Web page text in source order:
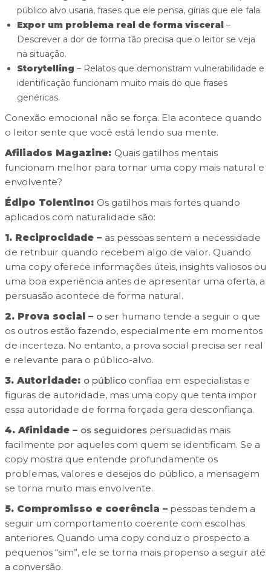
público alvo usaria, frases que ele pensa, gírias que ele fala.
Expor um problema real de forma visceral–
Descrever a dor de forma tão precisa que o leitor se veja
na situação.
Storytelling – Relatos que demonstram vulnerabilidade e
identificação funcionam muito mais do que frases
genéricas.
Conexão emocional não se força. Ela acontece quando
o leitor sente que você está lendo sua mente.
Afiliados Magazine: Quais gatilhos mentais
funcionam melhor para tornar uma copy mais natural e
envolvente?
Édipo Tolentino: Os gatilhos mais fortes quando
aplicados com naturalidade são:
1. Reciprocidade – as pessoas sentem a necessidade
de retribuir quando recebem algo de valor. Quando
uma copy oferece informações úteis, insights valiosos ou
uma boa experiência antes de apresentar uma oferta, a
persuasão acontece de forma natural.
2. Prova social – oser humano tende a seguir o que
os outros estão fazendo, especialmente em momentos
de incerteza. No entanto, a prova social precisa ser real
e relevante para o público-alvo.
3. Autoridade: o públicoconfiaa em especialistas e
figuras de autoridade, mas uma copy que tenta impor
essa autoridade de forma forçada gera desconfiança.
4. Afinidade – os seguidorespersuadidas mais
facilmente por aqueles com quem se identificam. Se a
copy mostra que entende profundamente os
problemas, valores e desejos do público, a mensagem
se torna muito mais envolvente.
5. Compromisso e coerência –pessoas tendem a
seguir um comportamento coerente com escolhas
anteriores. Quando uma copy conduz o prospecto a
pequenos “sim”, ele se torna mais propenso a seguir até
a conversão.